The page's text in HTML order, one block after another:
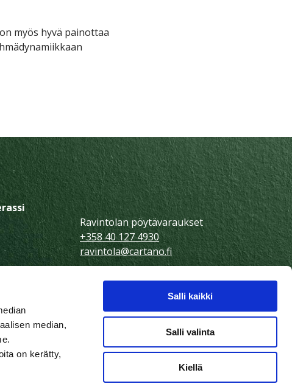
median,
on kerätty,
Salli kaikki
Salli valinta
Kiellä
myös hyvä painottaa
Ravintolan pöytävaraukset
+358 40 127 4930
ravintola@cartano.fi
Tilaisuudet ja tapahtumat
info@cartano.fi
Hämeenpohjantie 50